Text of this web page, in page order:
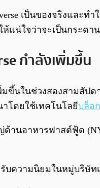
เป็นของจริงและท
แน่ใจว่าจะเป็นกระดา
กำลังเพิ่มขึ้น
มขึ้นในช่วงสองสามสั
โดยใช้เทคโนโลยีบล็อ
ด้านอาหารฟาสต์ฟู้ด
รับความนิยมในหมู่บริ